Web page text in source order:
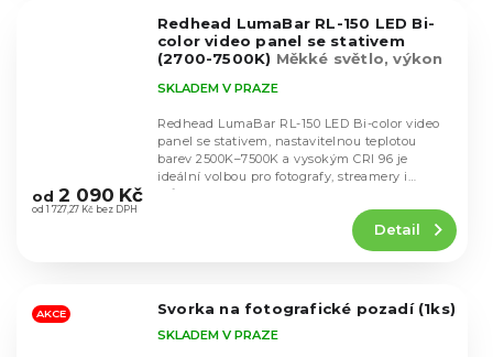
Redhead LumaBar RL-150 LED Bi-
color video panel se stativem
(2700-7500K) Měkké světlo, výkon
hodnocení
produktu
hvězdiček.
SKLADEM V PRAZE
od 1 727,27 Kč bez DPH
od 2 090 Kč
Detail
Redhead LumaBar RL-150 LED Bi-color video
panel se stativem, nastavitelnou teplotou
barev 2500K–7500K a vysokým CRI 96 je
ideální volbou pro fotografy, streamery i
tvůrce...
AKCE Svorka na fotografické pozadí (1ks)
SKLADEM V PRAZE